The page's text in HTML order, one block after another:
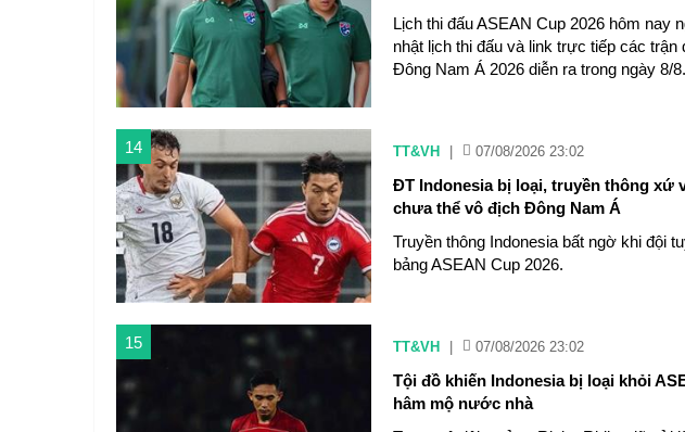
Lịch thi đấu ASEAN Cup 2026 hôm nay
nhật lịch thi đấu và link trực tiếp các trận
Đông Nam Á 2026 diễn ra trong ngày 8/8.
14 TT&VH 07/08/2026 23:02
ĐT Indonesia bị loại, truyền thông xứ
chưa thể vô địch Đông Nam Á
Truyền thông Indonesia bất ngờ khi đội
bảng ASEAN Cup 2026.
15 TT&VH 07/08/2026 23:02
Tội đồ khiến Indonesia bị loại khỏi
hâm mộ nước nhà